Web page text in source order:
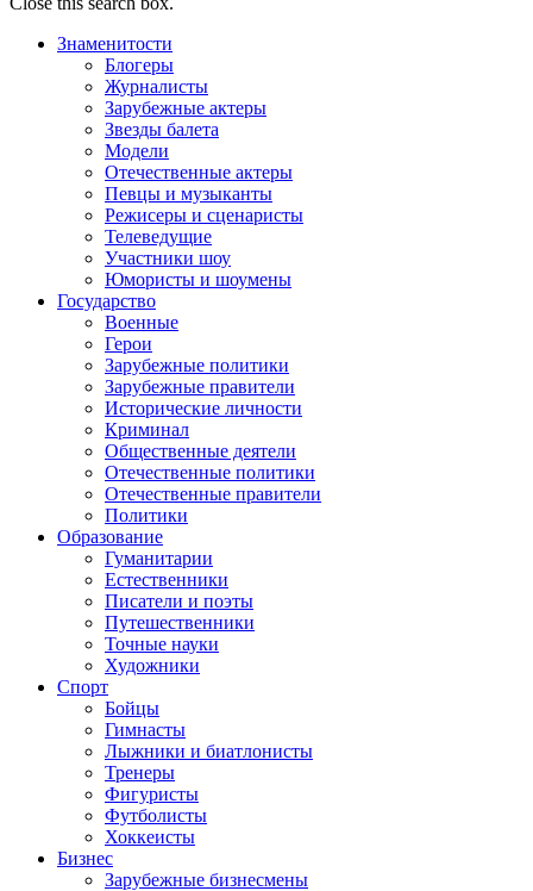
Знаменитости
Блогеры
Журналисты
Зарубежные актеры
Звезды балета
Модели
Отечественные актеры
Певцы и музыканты
Режисеры и сценаристы
Телеведущие
Участники шоу
Юмористы и шоумены
Государство
Военные
Герои
Зарубежные политики
Зарубежные правители
Исторические личности
Криминал
Общественные деятели
Отечественные политики
Отечественные правители
Политики
Образование
Гуманитарии
Естественники
Писатели и поэты
Путешественники
Точные науки
Художники
Спорт
Бойцы
Гимнасты
Лыжники и биатлонисты
Тренеры
Фигуристы
Футболисты
Хоккеисты
Бизнес
Зарубежные бизнесмены